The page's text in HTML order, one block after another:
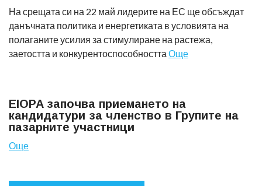
На срещата си на 22 май лидерите на ЕС ще обсъждат
данъчната политика и енергетиката в условията на
полаганите усилия за стимулиране на растежа,
заетостта и конкурентоспособността Още
EIOPA започва приемането на
кандидатури за членство в Групите на
пазарните участници
Още